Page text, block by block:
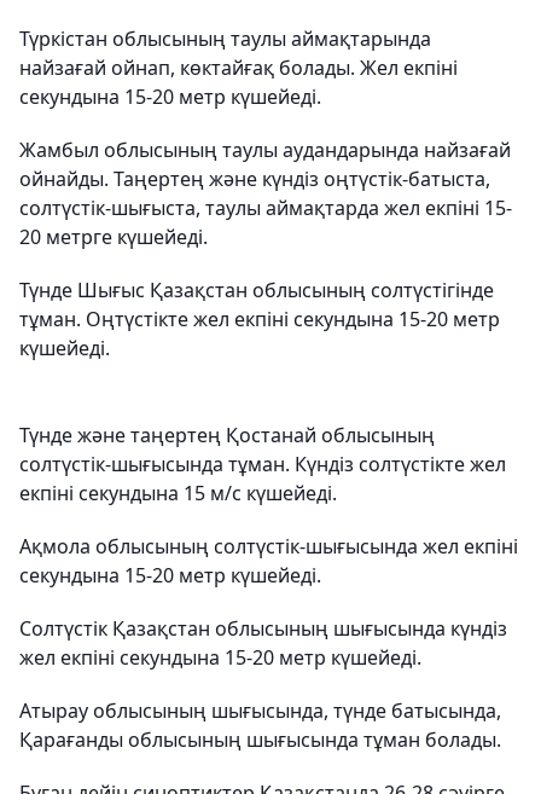
Түркістан облысының таулы аймақтарында
найзағай ойнап, көктайғақ болады. Жел екпіні
секундына 15-20 метр күшейеді.
Жамбыл облысының таулы аудандарында найзағай
ойнайды. Таңертең және күндіз оңтүстік-батыста,
солтүстік-шығыста, таулы аймақтарда жел екпіні 15-
20 метрге күшейеді.
Түнде Шығыс Қазақстан облысының солтүстігінде
тұман. Оңтүстікте жел екпіні секундына 15-20 метр
күшейеді.
Түнде және таңертең Қостанай облысының
солтүстік-шығысында тұман. Күндіз солтүстікте жел
екпіні секундына 15 м/с күшейеді.
Ақмола облысының солтүстік-шығысында жел екпіні
секундына 15-20 метр күшейеді.
Солтүстік Қазақстан облысының шығысында күндіз
жел екпіні секундына 15-20 метр күшейеді.
Атырау облысының шығысында, түнде батысында,
Қарағанды ​​облысының шығысында тұман болады.